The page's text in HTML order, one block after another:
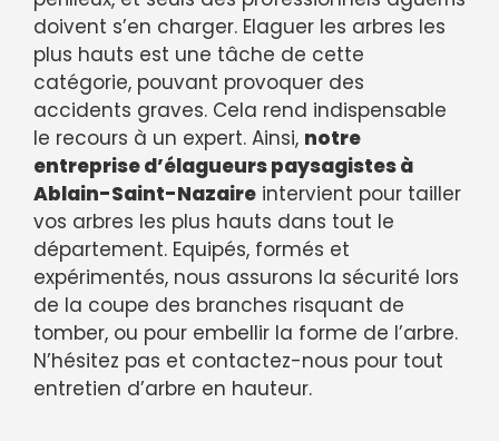
doivent s’en charger. Elaguer les arbres les
plus hauts est une tâche de cette
catégorie, pouvant provoquer des
accidents graves. Cela rend indispensable
le recours à un expert. Ainsi, notre
entreprise d’élagueurs paysagistes à
Ablain-Saint-Nazaire intervient pour tailler
vos arbres les plus hauts dans tout le
département. Equipés, formés et
expérimentés, nous assurons la sécurité lors
de la coupe des branches risquant de
tomber, ou pour embellir la forme de l’arbre.
N’hésitez pas et contactez-nous pour tout
entretien d’arbre en hauteur.